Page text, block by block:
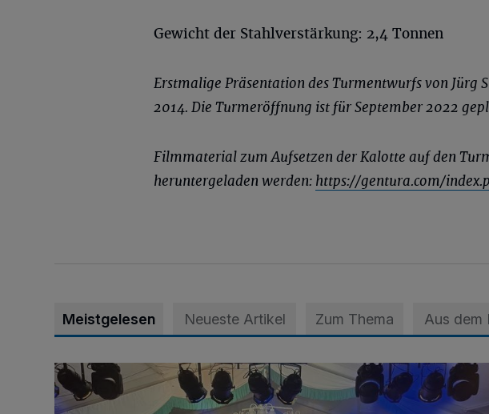
Gewicht der Stahlverstärkung: 2,4 Tonnen
Erstmalige Präsentation des Turmentwurfs von Jürg
2014. Die Turmeröffnung ist für September 2022
Filmmaterial zum Aufsetzen der Kalotte auf den
heruntergeladen werden: https://gentura.com/
Meistgelesen Neueste Artikel Zum Thema Aus dem
Viele Bilder: Toller Auftakt des Unterbacher Schützenfestes